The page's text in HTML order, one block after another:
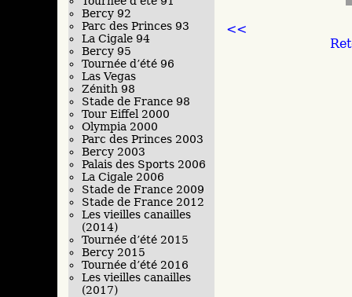
<<
Bercy 92
Parc des Princes 93
La Cigale 94
Bercy 95
Tournée d’été 96
Las Vegas
Zénith 98
Stade de France 98
Tour Eiffel 2000
Olympia 2000
Parc des Princes 2003
Bercy 2003
Palais des Sports 2006
La Cigale 2006
Stade de France 2009
Stade de France 2012
Les vieilles canailles
(2014)
Tournée d’été 2015
Bercy 2015
Tournée d’été 2016
Les vieilles canailles
(2017)